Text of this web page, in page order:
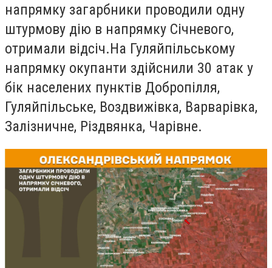
напрямку загарбники проводили одну
штурмову дію в напрямку Січневого,
отримали відсіч.На Гуляйпільському
напрямку окупанти здійснили 30 атак у
бік населених пунктів Добропілля,
Гуляйпільське, Воздвижівка, Варварівка,
Залізничне, Різдвянка, Чарівне.